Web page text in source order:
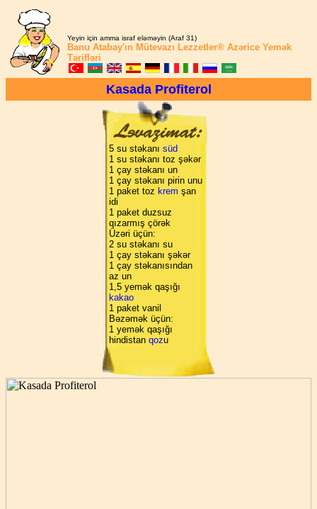
Yeyin için amma israf eləməyin (Araf 31)
Banu Atabay'ın Mütevazı Lezzetler® Azərice Yemək
Tərifləri
Kasada Profiterol
5 su stəkanı süd
1 su stəkanı toz şəkər
1 çay stəkanı un
1 çay stəkanı pirin unu
1 paket toz krem şan
idi
1 paket duzsuz
qızarmış çörək
Üzəri üçün:
2 su stəkanı su
1 çay stəkanı şəkər
1 çay stəkanısından
az un
1,5 yemək qaşığı
kakao
1 paket vanil
Bəzəmək üçün:
1 yemək qaşığı
hindistan qozu